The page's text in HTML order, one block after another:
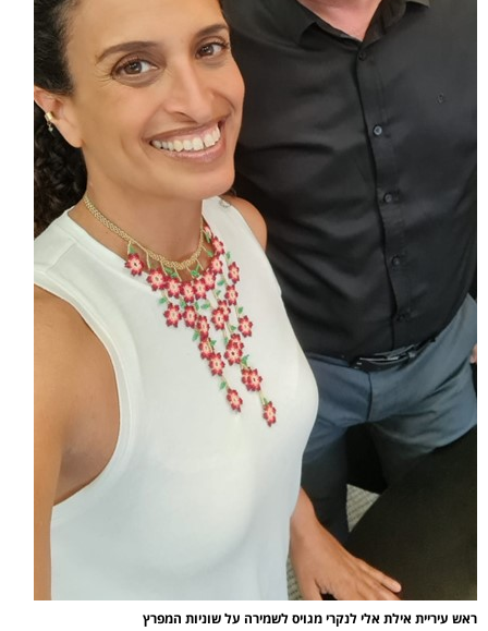
ראש עיריית אילת אלי לנקרי מגויס לשמירה על שוניות המפרץ